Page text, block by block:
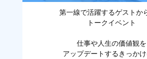
第一線で活躍するゲストか
トークイベント
仕事や人生の価値観を
アップデートするきっかけ